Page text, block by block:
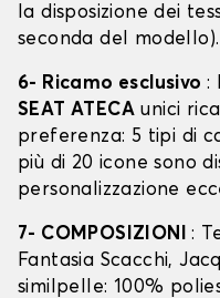
la disposizione dei
seconda del modello).
6- Ricamo esclusivo :
SEAT ATECA unici
preferenza: 5 tipi di
più di 20 icone sono
personalizzazione
7- COMPOSIZIONI:
Fantasia Scacchi,
similpelle: 100%